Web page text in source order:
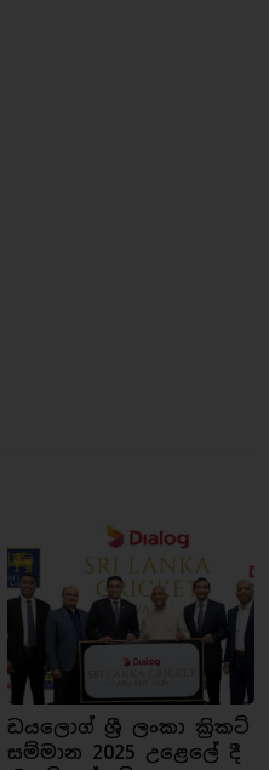
ඩයලොග් ශ්‍රී ලංකා ක්‍රිකට්
සම්මාන 2025 උළෙලේ දී